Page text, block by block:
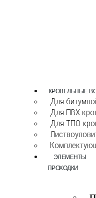
КРОВЕЛЬНЫЕ
Для
Для ПВХ
Для ТПО
ЭЛЕМЕНТЫ
ПРОХОДКИ